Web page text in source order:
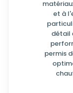
et à
détail
permis